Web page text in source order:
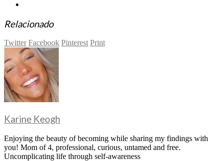
Relacionado
Twitter Facebook Pinterest Print
Karine Keogh
Enjoying the beauty of becoming while sharing my findings with
you! Mom of 4, professional, curious, untamed and free.
Uncomplicating life through self-awareness